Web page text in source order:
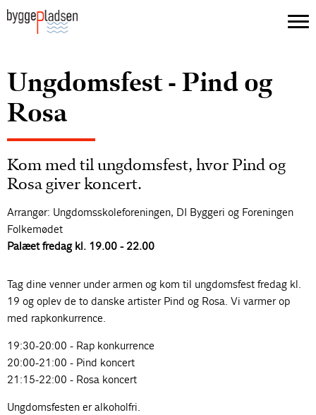
Ungdomsfest - Pind og
Rosa
Kom med til ungdomsfest, hvor Pind og
Rosa giver koncert.
Arrangør: Ungdomsskoleforeningen, DI Byggeri og Foreningen
Folkemødet
Palæet fredag kl. 19.00 - 22.00
Tag dine venner under armen og kom til ungdomsfest fredag kl.
19 og oplev de to danske artister Pind og Rosa. Vi varmer op
med rapkonkurrence.
19:30-20:00 - Rap konkurrence
20:00-21:00 - Pind koncert
21:15-22:00 - Rosa koncert
Ungdomsfesten er alkoholfri.